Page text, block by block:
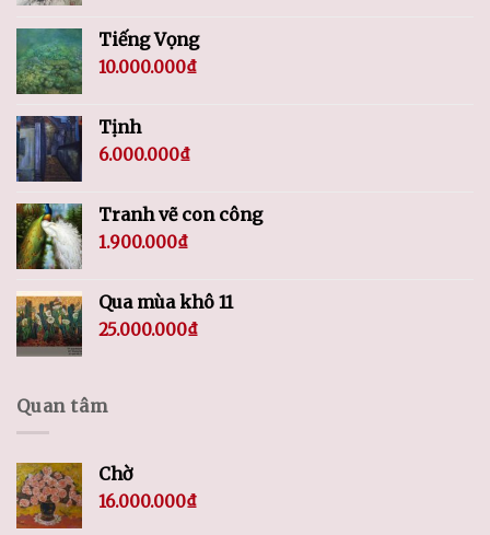
Tiếng Vọng
10.000.000₫
Tịnh
6.000.000₫
Tranh vẽ con công
1.900.000₫
Qua mùa khô 11
25.000.000₫
Quan tâm
Chờ
16.000.000₫